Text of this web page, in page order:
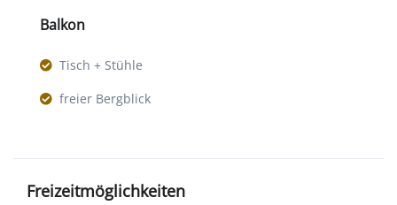
Balkon
Tisch + Stühle
freier Bergblick
Freizeitmöglichkeiten